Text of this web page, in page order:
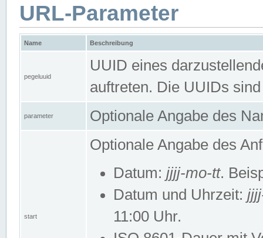
URL-Parameter
Name Beschreibung
pegeluuid
UUID eines
auftreten. Die UUIDs
parameter Optionale Angabe des
start
Optionale Angabe des
Datum: jjjj-mo-tt.
Datum und Uhrzeit:
11:00 Uhr.